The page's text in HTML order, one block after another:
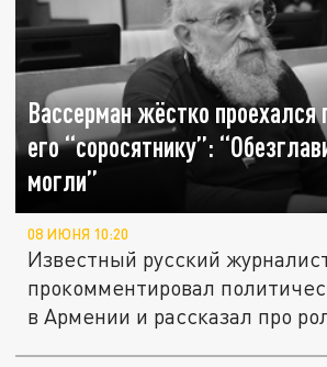
Вассерман жёстко проехался
его “соросятнику”:
могли”
08 ИЮНЯ 10:20
Известный русский
прокомментировал
в Армении и рассказал про